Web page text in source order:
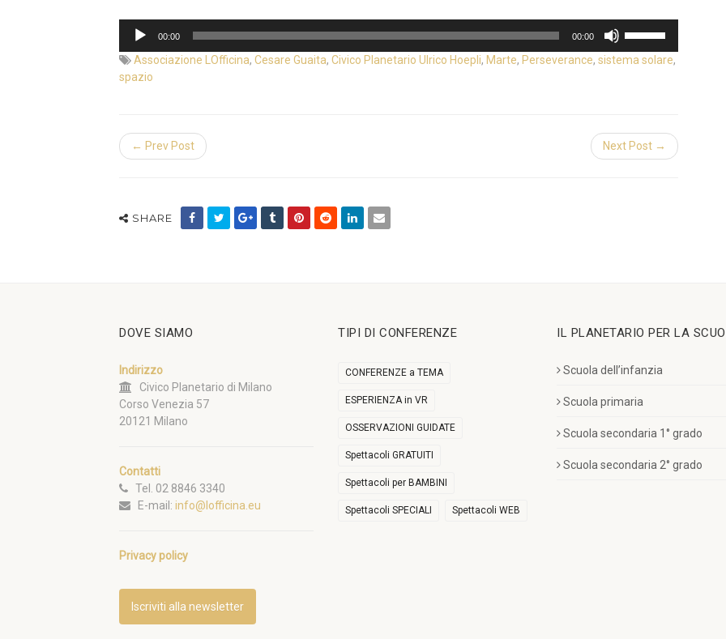
Audio
Player
00:00 00:00
tasti
o
diminuire
Associazione LOfficina, Cesare Guaita, Civico Planetario Ulrico Hoepli, Marte, Perseverance, sistema solare,
spazio
← Prev Post Next Post →
SHARE
DOVE SIAMO
Indirizzo
Civico Planetario di Milano
Corso Venezia 57
20121 Milano
Contatti
Tel. 02 8846 3340
E-mail: info@lofficina.eu
Privacy policy
Iscriviti alla newsletter
TIPI DI CONFERENZE
CONFERENZE a TEMA
ESPERIENZA in VR
OSSERVAZIONI GUIDATE
Spettacoli GRATUITI
Spettacoli per BAMBINI
Spettacoli SPECIALI Spettacoli WEB
IL PLANETARIO PER LA
Scuola dell’infanzia
Scuola primaria
Scuola secondaria 1° grado
Scuola secondaria 2° grado